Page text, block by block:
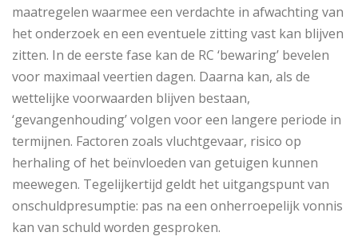
maatregelen waarmee een verdachte in afwachting van
het onderzoek en een eventuele zitting vast kan blijven
zitten. In de eerste fase kan de RC ‘bewaring’ bevelen
voor maximaal veertien dagen. Daarna kan, als de
wettelijke voorwaarden blijven bestaan,
‘gevangenhouding’ volgen voor een langere periode in
termijnen. Factoren zoals vluchtgevaar, risico op
herhaling of het beïnvloeden van getuigen kunnen
meewegen. Tegelijkertijd geldt het uitgangspunt van
onschuldpresumptie: pas na een onherroepelijk vonnis
kan van schuld worden gesproken.